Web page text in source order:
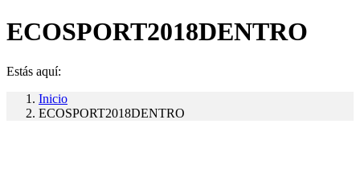
ECOSPORT2018DENTRO
Estás aquí:
Inicio
ECOSPORT2018DENTRO